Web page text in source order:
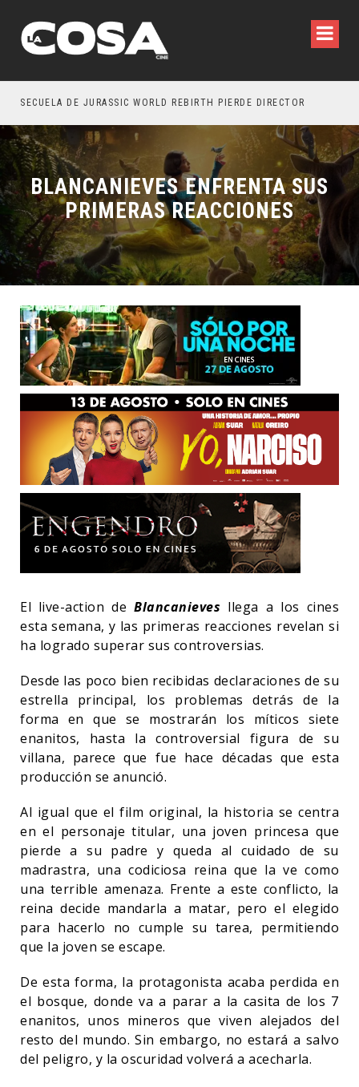
SECUELA DE JURASSIC WORLD REBIRTH PIERDE DIRECTOR
BLANCANIEVES ENFRENTA SUS
PRIMERAS REACCIONES
El live-action deBlancanieves llega a los cines
esta semana, y las primeras reacciones revelan si
ha logrado superar sus controversias.
Desde las poco bien recibidas declaraciones de su
estrella principal, los problemas detrás de la
forma en que se mostrarán los míticos siete
enanitos, hasta la controversial figura de su
villana, parece que fue hace décadas que esta
producción se anunció.
Al igual que el film original, la historia se centra
en el personaje titular, una joven princesa que
pierde a su padre y queda al cuidado de su
madrastra, una codiciosa reina que la ve como
una terrible amenaza. Frente a este conflicto, la
reina decide mandarla a matar, pero el elegido
para hacerlo no cumple su tarea, permitiendo
que la joven se escape.
De esta forma, la protagonista acaba perdida en
el bosque, donde va a parar a la casita de los 7
enanitos, unos mineros que viven alejados del
resto del mundo. Sin embargo, no estará a salvo
del peligro, y la oscuridad volverá a acecharla.